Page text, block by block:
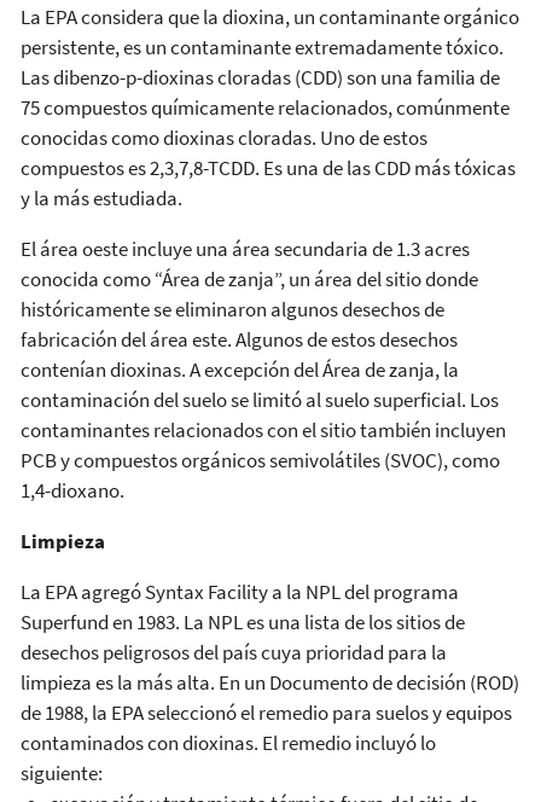
La EPA considera que la dioxina, un contaminante orgánico
persistente, es un contaminante extremadamente tóxico.
Las dibenzo-p-dioxinas cloradas (CDD) son una familia de
75 compuestos químicamente relacionados, comúnmente
conocidas como dioxinas cloradas. Uno de estos
compuestos es 2,3,7,8-TCDD. Es una de las CDD más tóxicas
y la más estudiada.
El área oeste incluye una área secundaria de 1.3 acres
conocida como “Área de zanja”, un área del sitio donde
históricamente se eliminaron algunos desechos de
fabricación del área este. Algunos de estos desechos
contenían dioxinas. A excepción del Área de zanja, la
contaminación del suelo se limitó al suelo superficial. Los
contaminantes relacionados con el sitio también incluyen
PCB y compuestos orgánicos semivolátiles (SVOC), como
1,4-dioxano.
Limpieza
La EPA agregó Syntax Facility a la NPL del programa
Superfund en 1983. La NPL es una lista de los sitios de
desechos peligrosos del país cuya prioridad para la
limpieza es la más alta. En un Documento de decisión (ROD)
de 1988, la EPA seleccionó el remedio para suelos y equipos
contaminados con dioxinas. El remedio incluyó lo
siguiente: